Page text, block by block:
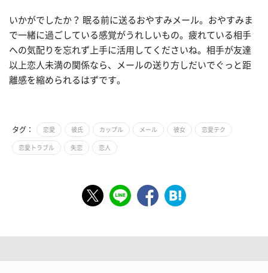
いかがでしたか？ 眠る前に送るおやすみメール。おやすみま
で一緒に過ごしている感覚がうれしいもの。疲れている相手
への気配りを忘れず上手に活用してくださいね。相手が友達
以上恋人未満の関係なら、メールの送り方しだいでぐっと距
離感を縮められるはずです。
タグ： 恋愛 彼氏 カップル メール 彼女 恋愛テク
恋愛トラブル 失恋 恋人